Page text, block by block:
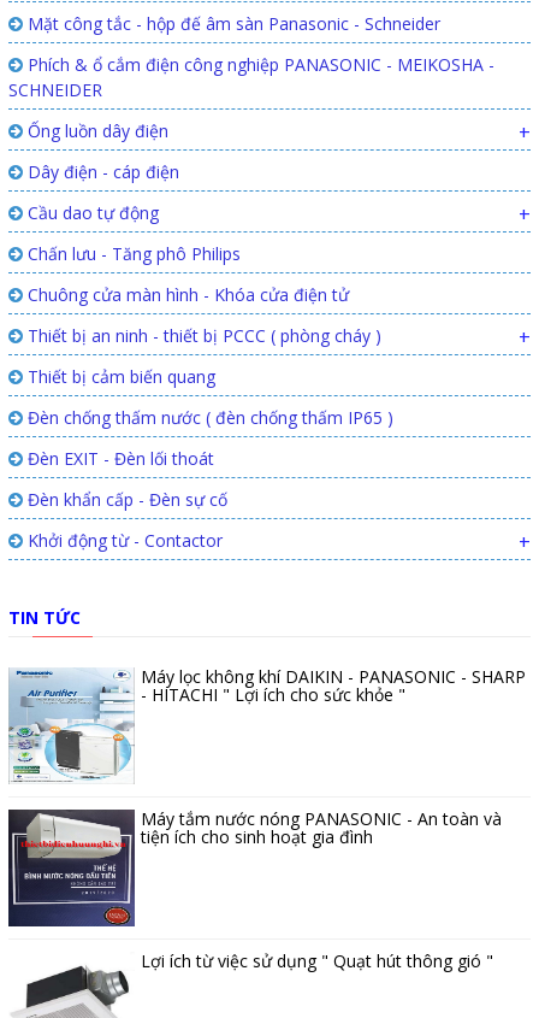
Mặt công tắc - hộp đế âm sàn Panasonic - Schneider
Phích & ổ cắm điện công nghiệp PANASONIC - MEIKOSHA -
SCHNEIDER
Ống luồn dây điện
+
Dây điện - cáp điện
Cầu dao tự động
+
Chấn lưu - Tăng phô Philips
Chuông cửa màn hình - Khóa cửa điện tử
Thiết bị an ninh - thiết bị PCCC ( phòng cháy )
+
Thiết bị cảm biến quang
Đèn chống thấm nước ( đèn chống thấm IP65 )
Đèn EXIT - Đèn lối thoát
Đèn khẩn cấp - Đèn sự cố
Khởi động từ - Contactor
+
TIN TỨC
Máy lọc không khí DAIKIN - PANASONIC - SHARP
- HITACHI " Lợi ích cho sức khỏe "
Máy tắm nước nóng PANASONIC - An toàn và
tiện ích cho sinh hoạt gia đình
Lợi ích từ việc sử dụng " Quạt hút thông gió "